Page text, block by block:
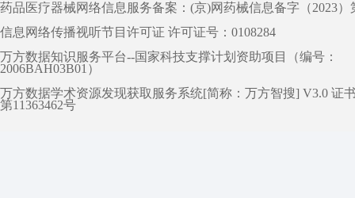
药品医疗器械网络信息服务备案：(京)网药械信息备字（2023）
信息网络传播视听节目许可证 许可证号：0108284
万方数据知识服务平台--国家科技支撑计划资助项目（编号：
2006BAH03B01）
万方数据学术资源发现获取服务系统[简称：万方智搜] V3.0 证
第11363462号